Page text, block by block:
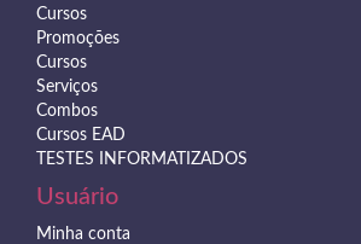
Cursos
Promoções
Cursos
Serviços
Combos
Cursos EAD
TESTES INFORMATIZADOS
Usuário
Minha conta